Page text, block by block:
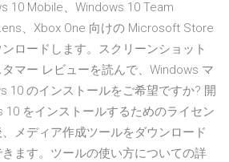
10 Mobile、Windows 10 Team
、Xbox One 向けの Microsoft Store
ロードします。スクリーンショット
マー レビューを読んで、Windows マ
10 のインストールをご希望ですか? 開
10 をインストールするためのライセン
メディア作成ツールをダウンロード
ます。ツールの使い方についての詳